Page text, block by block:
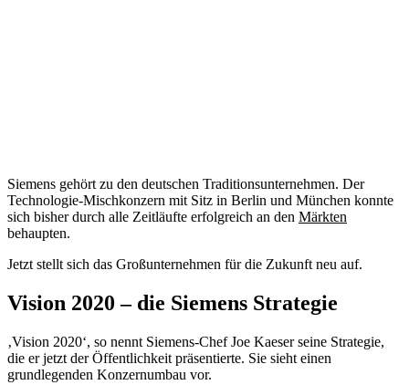
Siemens gehört zu den deutschen Traditionsunternehmen. Der
Technologie-Mischkonzern mit Sitz in Berlin und München konnte
sich bisher durch alle Zeitläufte erfolgreich an den Märkten
behaupten.
Jetzt stellt sich das Großunternehmen für die Zukunft neu auf.
Vision 2020 – die Siemens Strategie
‚Vision 2020‘, so nennt Siemens-Chef Joe Kaeser seine Strategie,
die er jetzt der Öffentlichkeit präsentierte. Sie sieht einen
grundlegenden Konzernumbau vor.